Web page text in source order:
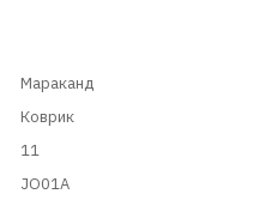
Мараканд
Коврик
11
JO01A